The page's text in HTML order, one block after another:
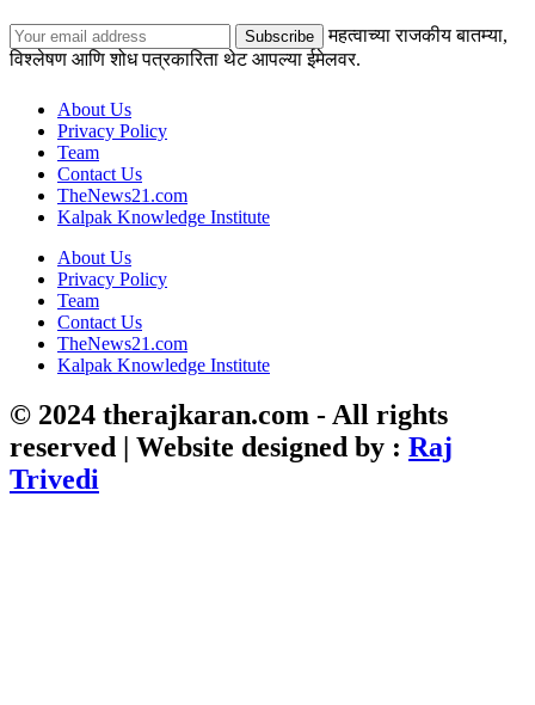
महत्वाच्या राजकीय बातम्या,
विश्लेषण आणि शोध पत्रकारिता थेट आपल्या ईमेलवर.
About Us
Privacy Policy
Team
Contact Us
TheNews21.com
Kalpak Knowledge Institute
About Us
Privacy Policy
Team
Contact Us
TheNews21.com
Kalpak Knowledge Institute
© 2024 therajkaran.com - All rights
reserved | Website designed by : Raj
Trivedi